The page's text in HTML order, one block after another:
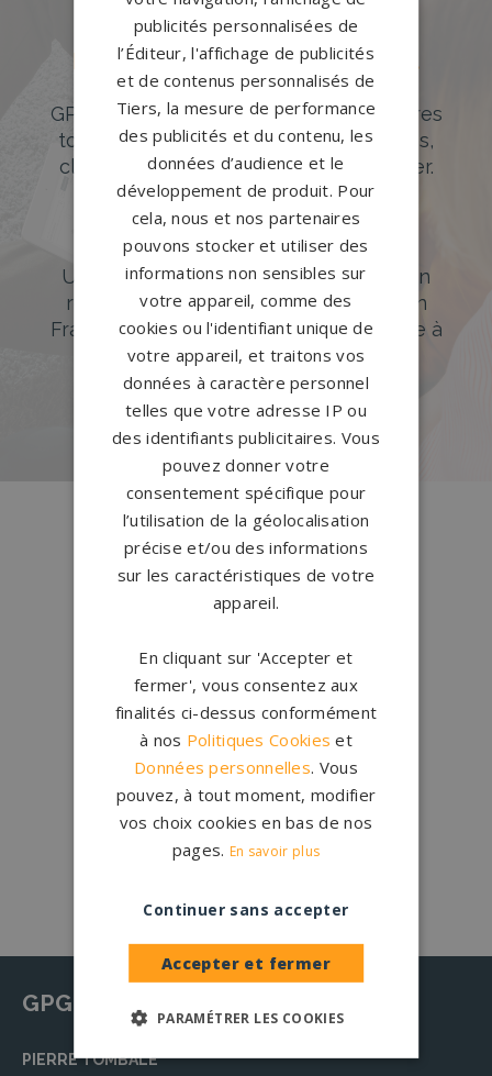
Des pierres tombales uniques et
originales
GPG Granit offre un large choix de pierres
tombales en granit de styles modernes,
classiques ou originales à personnaliser.
DÉCOUVREZ NOTRE CATALOGUE
Accompagnement sur-mesure
Un accompagnement sur mesure et un
réseau de 1200 partenaires partout en
France. Personnalisation avancée grâce à
notre configurateur 3D en ligne.
PERSONNALISEZ VOTRE MONUMENT
Conceptionfrançaise
Qui sommes-nous ?
Créationssur-mesure
1.200 partenairesen France
Nos partenaires
Large choix degranits et de
coloris
Nos granits
GPG Granit
PIERRE TOMBALE
publicités personnalisées de
l’Éditeur, l'affichage de publicités
et de contenus personnalisés de
Tiers, la mesure de performance
des publicités et du contenu, les
données d’audience et le
développement de produit. Pour
cela, nous et nos partenaires
pouvons stocker et utiliser des
informations non sensibles sur
votre appareil, comme des
cookies ou l'identifiant unique de
votre appareil, et traitons vos
données à caractère personnel
telles que votre adresse IP ou
des identifiants publicitaires. Vous
pouvez donner votre
consentement spécifique pour
l’utilisation de la géolocalisation
précise et/ou des informations
sur les caractéristiques de votre
appareil.
En cliquant sur 'Accepter et
fermer', vous consentez aux
finalités ci-dessus conformément
à nos Politiques Cookies et
Données personnelles. Vous
pouvez, à tout moment, modifier
vos choix cookies en bas de nos
pages. En savoir plus
Accepter et fermer
Continuer sans accepter
PARAMÉTRER LES COOKIES